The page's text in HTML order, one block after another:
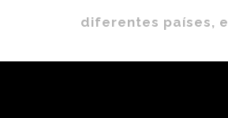
diferentes países,